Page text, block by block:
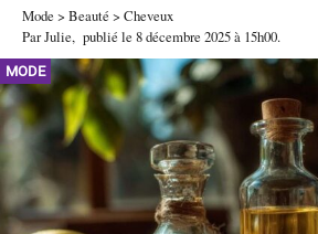
Mode > Beauté > Cheveux
ParJulie, publié le 8 décembre 2025à 15h00.
MODE